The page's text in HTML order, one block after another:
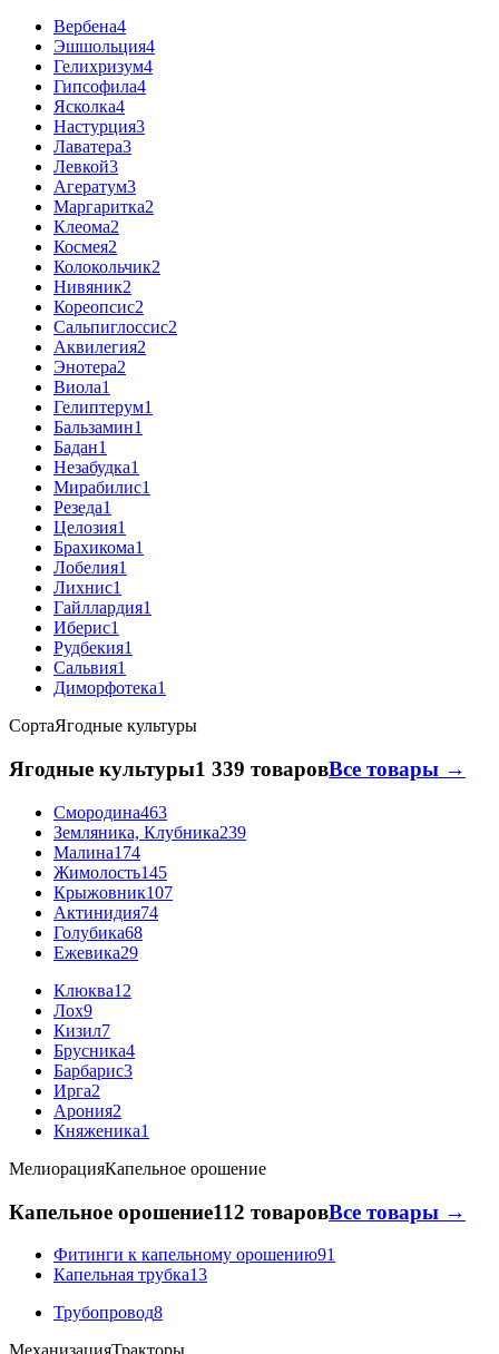
Вербена4
Эшшольция4
Гелихризум4
Гипсофила4
Ясколка4
Настурция3
Лаватера3
Левкой3
Агератум3
Маргаритка2
Клеома2
Космея2
Колокольчик2
Нивяник2
Кореопсис2
Сальпиглоссис2
Аквилегия2
Энотера2
Виола1
Гелиптерум1
Бальзамин1
Бадан1
Незабудка1
Мирабилис1
Резеда1
Целозия1
Брахикома1
Лобелия1
Лихнис1
Гайллардия1
Иберис1
Рудбекия1
Сальвия1
Диморфотека1
СортаЯгодные культуры
Ягодные культуры1 339 товаровВсе товары →
Смородина463
Земляника, Клубника239
Малина174
Жимолость145
Крыжовник107
Актинидия74
Голубика68
Ежевика29
Клюква12
Лох9
Кизил7
Брусника4
Барбарис3
Ирга2
Арония2
Княженика1
МелиорацияКапельное орошение
Капельное орошение112 товаровВсе товары →
Фитинги к капельному орошению91
Капельная трубка13
Трубопровод8